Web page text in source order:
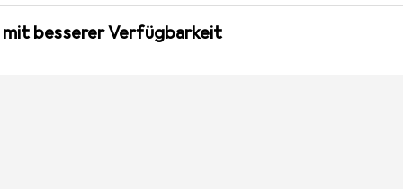
besserer Verfügbarkeit